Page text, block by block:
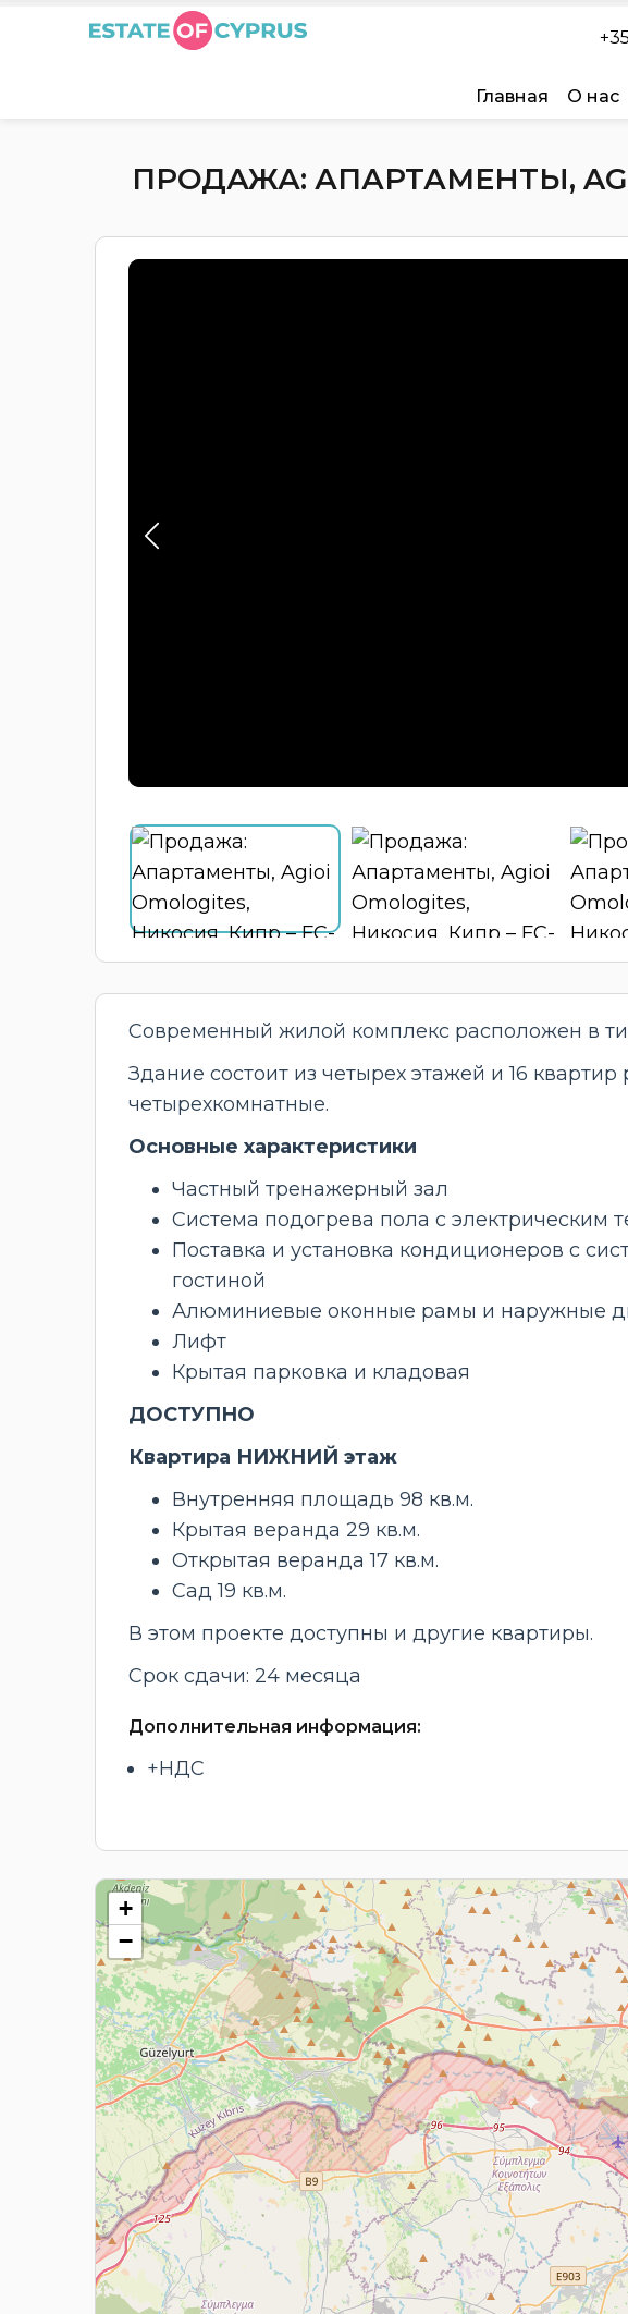
Главная О нас
ПРОДАЖА: АПАРТАМЕНТЫ,
Современный жилой комплекс расположен в
Здание состоит из четырех этажей и 16
четырехкомнатные.
Основные характеристики
Частный тренажерный зал
Система подогрева пола с электрическим
Поставка и установка кондиционеров с
гостиной
Алюминиевые оконные рамы и наружные
Лифт
Крытая парковка и кладовая
ДОСТУПНО
Квартира НИЖНИЙ этаж
Внутренняя площадь 98 кв.м.
Крытая веранда 29 кв.м.
Открытая веранда 17 кв.м.
Сад 19 кв.м.
В этом проекте доступны и другие квартиры.
Срок сдачи: 24 месяца
Дополнительная информация:
+НДС
+
−